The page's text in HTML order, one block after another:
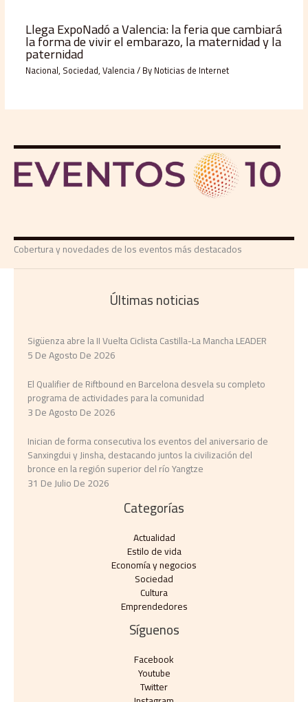
Llega ExpoNadó a Valencia: la feria que cambiará
la forma de vivir el embarazo, la maternidad y la
paternidad
Nacional, Sociedad,Valencia/ ByNoticias de Internet
Cobertura y novedades de los eventos más destacados
Últimas noticias
Sigüenza abre la II Vuelta Ciclista Castilla-La Mancha LEADER
5 De Agosto De 2026
El Qualifier de Riftbound en Barcelona desvela su completo
programa de actividades para la comunidad
3 De Agosto De 2026
Inician de forma consecutiva los eventos del aniversario de
Sanxingdui y Jinsha, destacando juntos la civilización del
bronce en la región superior del río Yangtze
31 De Julio De 2026
Categorías
Actualidad
Estilo de vida
Economía y negocios​
Sociedad
Cultura
Emprendedores
Síguenos
Facebook
Youtube
Twitter